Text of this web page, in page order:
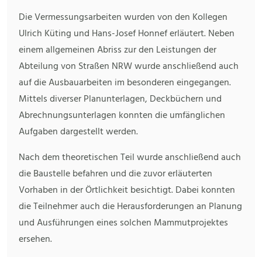
Die Vermessungsarbeiten wurden von den Kollegen
Ulrich Küting und Hans-Josef Honnef erläutert. Neben
einem allgemeinen Abriss zur den Leistungen der
Abteilung von Straßen NRW wurde anschließend auch
auf die Ausbauarbeiten im besonderen eingegangen.
Mittels diverser Planunterlagen, Deckbüchern und
Abrechnungsunterlagen konnten die umfänglichen
Aufgaben dargestellt werden.
Nach dem theoretischen Teil wurde anschließend auch
die Baustelle befahren und die zuvor erläuterten
Vorhaben in der Örtlichkeit besichtigt. Dabei konnten
die Teilnehmer auch die Herausforderungen an Planung
und Ausführungen eines solchen Mammutprojektes
ersehen.